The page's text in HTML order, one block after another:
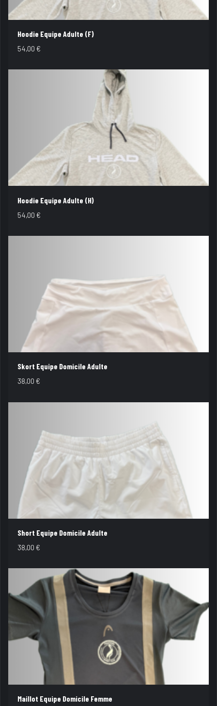
Hoodie Equipe Adulte (F)
54,00€
Hoodie Equipe Adulte (H)
54,00€
Skort Equipe Domicile Adulte
38,00€
Short Equipe Domicile Adulte
38,00€
Maillot Equipe Domicile Femme